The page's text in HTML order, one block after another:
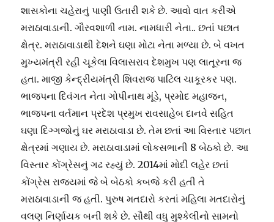
શાસકોના ચહેરાનું પાણી ઉતારી શકે છે. આવો વાત કરીએ
મરાઠાવાડાની. ગૌરવશાળી નામ. નામધારી નેતા.. છતાં પછાત
ક્ષેત્ર. મરાઠાવાડાથી દેશને ઘણા મોટા નેતા મળ્યા છે. બે વખત
મુખ્યમંત્રી રહી ચૂકેલા વિલાસરાવ દેશમુખ પણ લાતૂરના જ
હતા. માજી કેન્દ્રીયમંત્રી શિવરાજ પાટિલ ચાકૂરકર પણ.
ભાજપના દિવંગત નેતા ગોપીનાથ મૂંડે, પ્રમોદ મહાજન,
ભાજપના વર્તમાન પ્રદેશ પ્રમુખ રાવસાહેબ દાનવે સહિત
ઘણા દિગ્ગજોનું ઘર મરાઠાવાડા છે. તેમ છતાં આ વિસ્તાર પછાત
ક્ષેત્રમાં ગણાય છે. મરાઠાવાડામાં લોકસભાની 8 બેઠકો છે. આ
વિસ્તાર કોંગ્રેસનું ગઢ રહ્યું છે. 2014માં મોદી લહેર છતાં
કોંગ્રેસ રાજ્યમાં જે બે બેઠકો કબજે કરી હતી તે
મરાઠાવાડાની જ હતી. પુરુષ મતદારો કરતાં મહિલા મતદારોનું
વલણ નિર્ણાયક બની શકે છે. સૌથી વધુ મુશ્કેલીનો સામનો